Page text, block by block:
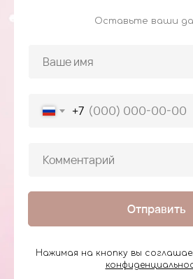
Оставьте ваши
+7
Отправить
Нажимая на кнопку вы